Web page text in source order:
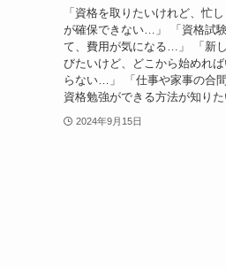
「資格を取りたいけれど、忙
が確保できない…」 「資格試
て、費用が気になる…」 「新
びたいけど、どこから始めれ
らない…」 「仕事や家事の合
資格勉強ができる方法が知り
2024年9月15日